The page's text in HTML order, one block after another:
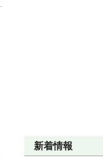
新着情報